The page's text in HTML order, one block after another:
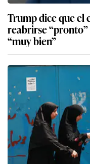
Trump dice que el
reabrirse
“muy bien”